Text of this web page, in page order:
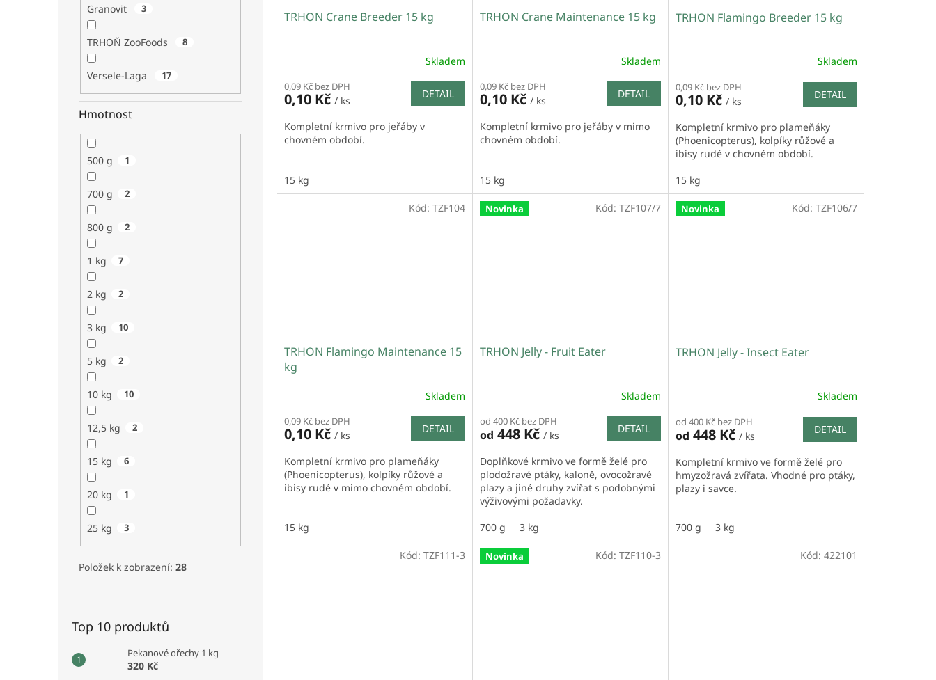
Granovit 3
TRHOŇ ZooFoods 8
Versele-Laga 17
Hmotnost
500 g 1
700 g 2
800 g 2
1 kg 7
2 kg 2
3 kg 10
5 kg 2
10 kg 10
12,5 kg 2
15 kg 6
20 kg 1
25 kg 3
Položek k zobrazení: 28
Top 10 produktů
Pekanové ořechy 1 kg
320 Kč
TRHON Crane Breeder 15 kg
Skladem
0,09 Kč bez DPH
0,10 Kč / ks
DETAIL
Kompletní krmivo pro jeřáby v
chovném období.
15 kg
TRHON Crane Maintenance 15 kg
Skladem
0,09 Kč bez DPH
0,10 Kč / ks
DETAIL
Kompletní krmivo pro jeřáby v mimo
chovném období.
15 kg
TRHON Flamingo Breeder 15 kg
Skladem
0,09 Kč bez DPH
0,10 Kč / ks
DETAIL
Kompletní krmivo pro plameňáky
(Phoenicopterus), kolpíky růžové a
ibisy rudé v chovném období.
15 kg
TRHON Flamingo Maintenance 15
kg
Skladem
0,09 Kč bez DPH
0,10 Kč / ks
DETAIL
Kompletní krmivo pro plameňáky
(Phoenicopterus), kolpíky růžové a
ibisy rudé v mimo chovném období.
15 kg
Kód: TZF104 Novinka
TRHON Jelly - Fruit Eater
Skladem
od 400 Kč bez DPH
od 448 Kč / ks
DETAIL
Doplňkové krmivo ve formě želé pro
plodožravé ptáky, kaloně, ovocožravé
plazy a jiné druhy zvířat s podobnými
výživovými požadavky.
700 g
3 kg
Kód: TZF107/7 Novinka
TRHON Jelly - Insect Eater
Skladem
od 400 Kč bez DPH
od 448 Kč / ks
DETAIL
Kompletní krmivo ve formě želé pro
hmyzožravá zvířata. Vhodné pro ptáky,
plazy i savce.
700 g 3 kg
Kód: TZF106/7
Kód: TZF111-3 Novinka Kód: TZF110-3 Kód: 422101